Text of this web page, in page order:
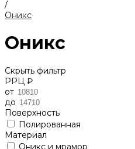
/
Оникс
Оникс
Скрыть фильтр
РРЦ ₽
от
до
Поверхность
Полированная
Материал
Оникс и мрамор